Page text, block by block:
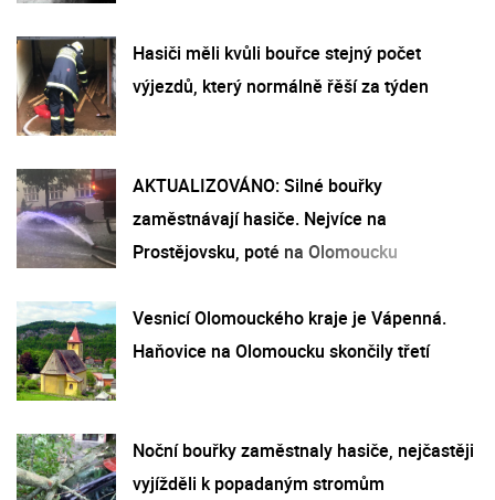
Hasiči měli kvůli bouřce stejný počet
výjezdů, který normálně řěší za týden
AKTUALIZOVÁNO: Silné bouřky
zaměstnávají hasiče. Nejvíce na
Prostějovsku, poté na Olomoucku
Vesnicí Olomouckého kraje je Vápenná.
Haňovice na Olomoucku skončily třetí
Noční bouřky zaměstnaly hasiče, nejčastěji
vyjížděli k popadaným stromům